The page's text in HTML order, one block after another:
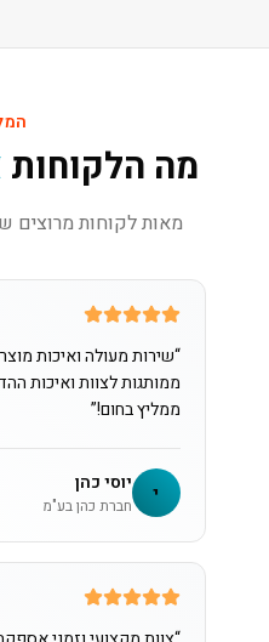
מה הלקוחות
מאות לקוחות מרוצים
“שירות מעולה ואיכות
ממותגות לצוות ואיכות
ממליץ בחום!”
י יוסי כהן
חברת כהן בע"מ